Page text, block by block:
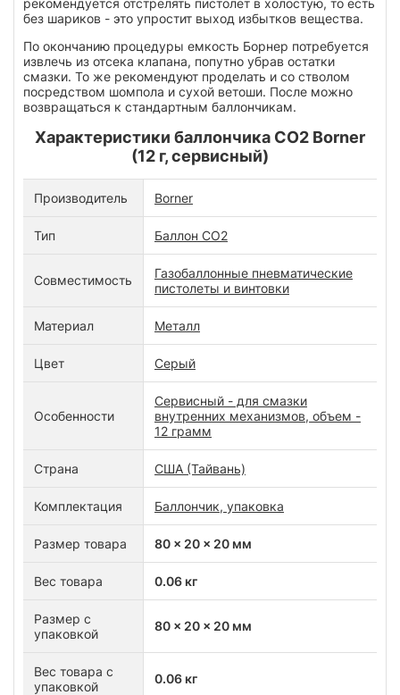
рекомендуется отстрелять пистолет в холостую, то есть
без шариков - это упростит выход избытков вещества.
По окончанию процедуры емкость Борнер потребуется
извлечь из отсека клапана, попутно убрав остатки
смазки. То же рекомендуют проделать и со стволом
посредством шомпола и сухой ветоши. После можно
возвращаться к стандартным баллончикам.
Характеристики баллончика CO2 Borner
(12 г, сервисный)
Производитель Borner
Тип Баллон CO2
Совместимость
Газобаллонные пневматические
пистолеты и винтовки
Материал Металл
Цвет Серый
Особенности
Сервисный - для смазки
внутренних механизмов, объем -
12 грамм
Страна США (Тайвань)
Комплектация Баллончик, упаковка
Размер товара 80 x 20 x 20 мм
Вес товара 0.06 кг
Размер с
упаковкой
80 x 20 x 20 мм
Вес товара с
упаковкой
0.06 кг